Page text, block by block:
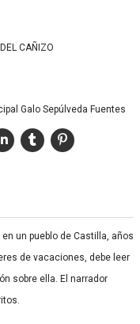
CAÑIZO
Galo Sepúlveda Fuentes
un pueblo de Castilla, años
de vacaciones, debe leer
sobre ella. El narrador